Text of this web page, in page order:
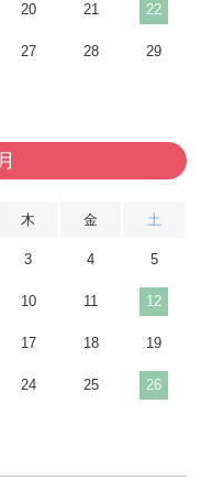
20 21 22
27 28 29
木 金 土
3 4 5
10 11 12
17 18 19
24 25 26